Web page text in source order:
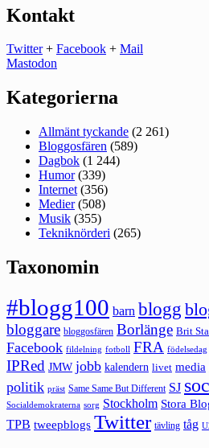
Kontakt
Twitter+ Facebook + Mail
Mastodon
Kategorierna
Allmänt tyckande (2 261)
Bloggosfären (589)
Dagbok (1 244)
Humor(339)
Internet (356)
Medier(508)
Musik (355)
Tekniknörderi (265)
Taxonomin
#blogg100 barn blogg
bloggare bloggosfären Borlänge Brit
Facebook fildelning fotboll FRA födelsedag
IPRed JMW jobb kalendern livet media
politik präst Same Same But Different SJ
Socialdemokraterna sorg Stockholm Stora
TPB tweepblogs Twitter tävling tåg